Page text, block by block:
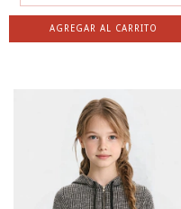
AGREGAR AL CARRITO